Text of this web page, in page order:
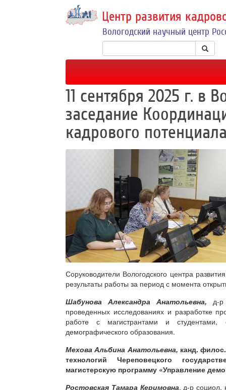
Центр развития
Вологодский научный центр
11 сентября 2025 г. в
заседание
кадрового
Соруководители Вологодского центра
результаты работы за период с момента
Шабунова Александра Анатольевна, д-
проведенных исследованиях и разработке
работе с магистрантами и студентами,
демографического образования.
Мехова Альбина Анатольевна, канд.
технологий Череповецкого
магистерскую программу «Управление
Ростовская Тамара Керимовна, д-р социол.